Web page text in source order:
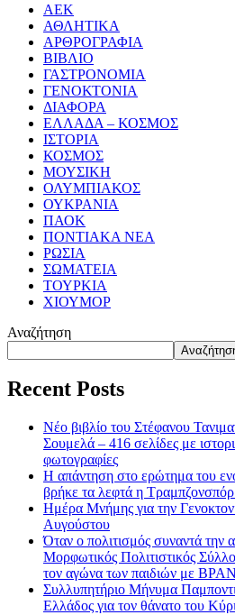
ΑΕΚ
ΑΘΛΗΤΙΚΑ
ΑΡΘΡΟΓΡΑΦΙΑ
ΒΙΒΛΙΟ
ΓΑΣΤΡΟΝΟΜΙΑ
ΓΕΝΟΚΤΟΝΙΑ
ΔΙΑΦΟΡΑ
ΕΛΛΑΔΑ – ΚΟΣΜΟΣ
ΙΣΤΟΡΙΑ
ΚΟΣΜΟΣ
ΜΟΥΣΙΚΗ
ΟΛΥΜΠΙΑΚΟΣ
ΟΥΚΡΑΝΙΑ
ΠΑΟΚ
ΠΟΝΤΙΑΚΑ ΝΕΑ
ΡΩΣΙΑ
ΣΩΜΑΤΕΙΑ
ΤΟΥΡΚΙΑ
ΧΙΟΥΜΟΡ
Αναζήτηση
Recent Posts
Νέο βιβλίο του Στέφανου
Σουμελά – 416 σελίδες με
φωτογραφίες
Η απάντηση στο ερώτημα του
βρήκε τα λεφτά η
Ημέρα Μνήμης για την
Αυγούστου
Όταν ο πολιτισμός συναντά την
Μορφωτικός Πολιτιστικός
τον αγώνα των παιδιών με BPAN
Συλλυπητήριο Μήνυμα
Ελλάδος για τον θάνατο του